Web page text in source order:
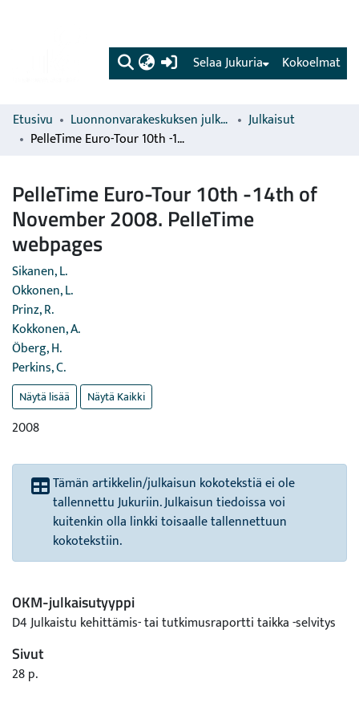
(current) Kokoelmat
Selaa Jukuria
Etusivu Luonnonvarakeskuksen julkaisut
Julkaisut
PelleTime Euro-Tour 10th -14th of November 2008. PelleTime webpages
PelleTime Euro-Tour 10th -14th of
November 2008. PelleTime
webpages
Sikanen, L.
Okkonen, L.
Prinz, R.
Kokkonen, A.
Öberg, H.
Perkins, C.
Näytä lisää Näytä Kaikki
2008
Tämän artikkelin/julkaisun kokotekstiä ei ole
tallennettu Jukuriin. Julkaisun tiedoissa voi
kuitenkin olla linkki toisaalle tallennettuun
kokotekstiin.
OKM-julkaisutyyppi
D4 Julkaistu kehittämis- tai tutkimusraportti taikka -selvitys
Sivut
28 p.